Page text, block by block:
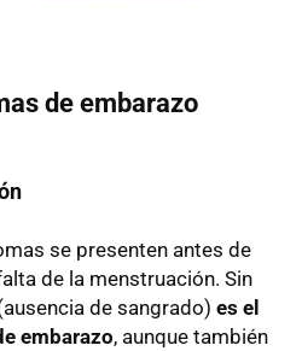
de embarazo
se presenten antes de
de la menstruación. Sin
de sangrado) es el
embarazo, aunque también